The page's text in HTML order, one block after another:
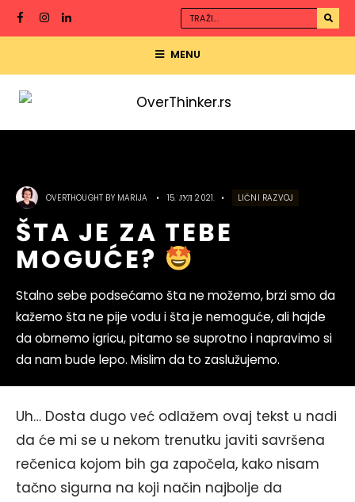
MENU
OVERTHOUGHT BY MARIJA • 15. ЈУЛ 2021. • LIČNI RAZVOJ
ŠTA JE ZA TEBE
MOGUĆE?
Stalno sebe podsećamo šta ne možemo, brzi smo da
kažemo šta ne pije vodu i šta je nemoguće, ali hajde
da obrnemo igricu, pitamo se suprotno i napravimo si
da nam bude lepo. Mislim da to zaslužujemo.
Uh… Dosta dugo već odlažem ovaj tekst u nadi
da će mi se u nekom trenutku javiti savršena
rečenica kojom bih ga započela, kako nisam
tačno sigurna na koji način najbolje da